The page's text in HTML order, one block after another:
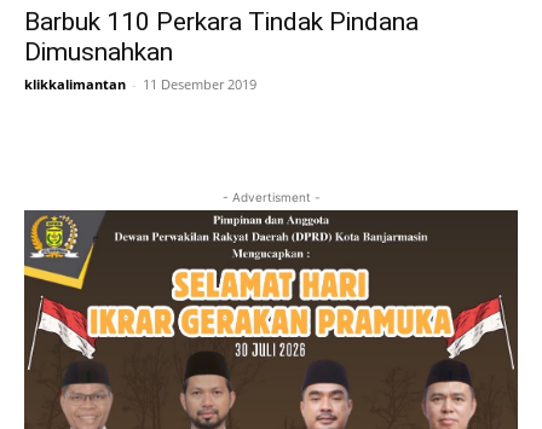
Barbuk 110 Perkara Tindak Pindana
Dimusnahkan
klikkalimantan - 11 Desember 2019
- Advertisment -